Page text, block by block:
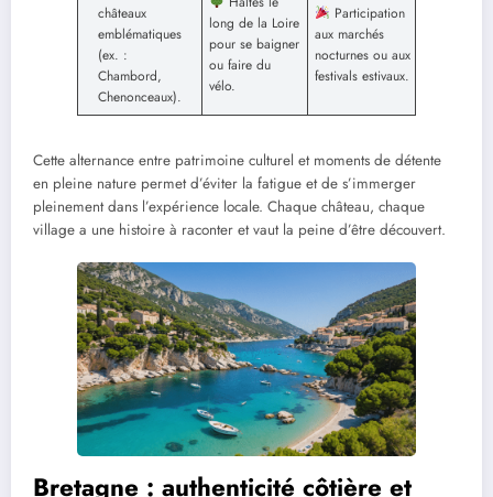
châteaux
emblématiques
(ex. :
Chambord,
Chenonceaux).
long de la Loire
pour se baigner
ou faire du
vélo.
Participation
aux marchés
nocturnes ou aux
festivals estivaux.
Cette alternance entre patrimoine culturel et moments de détente
en pleine nature permet d’éviter la fatigue et de s’immerger
pleinement dans l’expérience locale. Chaque château, chaque
village a une histoire à raconter et vaut la peine d’être découvert.
Bretagne : authenticité côtière et